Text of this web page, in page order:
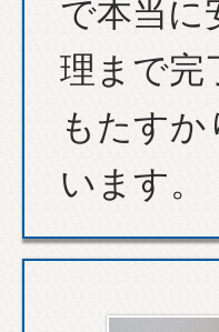
で本当に
理まで完
もたす
います。